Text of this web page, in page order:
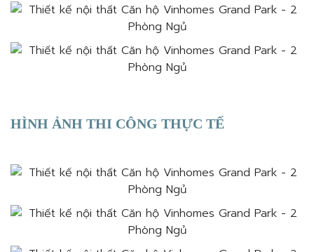
HÌNH ẢNH THI CÔNG THỰC TẾ